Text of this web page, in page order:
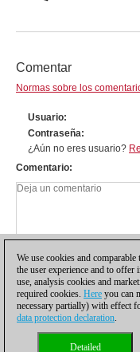
Comentar
Normas sobre los
Usuario
Contraseña
¿Aún no eres usuario?
Comentario
Política de privacidad
We use cookies and
the user experience and to offer
use, analysis cookies and
required cookies. Here you can
necessary partially) with effect
data protection declaration.
Detailed